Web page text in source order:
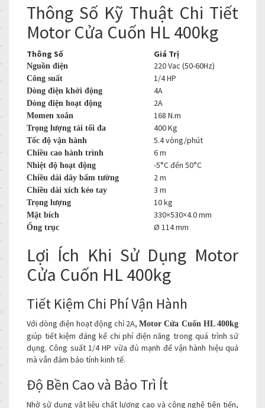
Thông Số Kỹ Thuật Chi Tiết
Motor Cửa Cuốn HL 400kg
Thông Số Giá Trị
Nguồn điện 220 Vac (50-60Hz)
Công suất 1/4 HP
Dòng điện khởi động 4A
Dòng điện hoạt động 2A
Momen xoắn 168 N.m
Trọng lượng tải tối đa 400 Kg
Tốc độ vận hành 5.4 vòng/phút
Chiều cao hành trình 6 m
Nhiệt độ hoạt động -5°C đến 50°C
Chiều dài dây bấm tường 2 m
Chiều dài xích kéo tay 3 m
Trọng lượng 10 kg
Mặt bích 330×530×4.0 mm
Ống trục Ø 114 mm
Lợi Ích Khi Sử Dụng Motor
Cửa Cuốn HL 400kg
Tiết Kiệm Chi Phí Vận Hành
Với dòng điện hoạt động chỉ 2A,Motor Cửa Cuốn HL 400kg
giúp tiết kiệm đáng kể chi phí điện năng trong quá trình sử
dụng. Công suất 1/4 HP vừa đủ mạnh để vận hành hiệu quả
mà vẫn đảm bảo tính kinh tế.
Độ Bền Cao và Bảo Trì Ít
Nhờ sử dụng vật liệu chất lượng cao và công nghệ tiên tiến,